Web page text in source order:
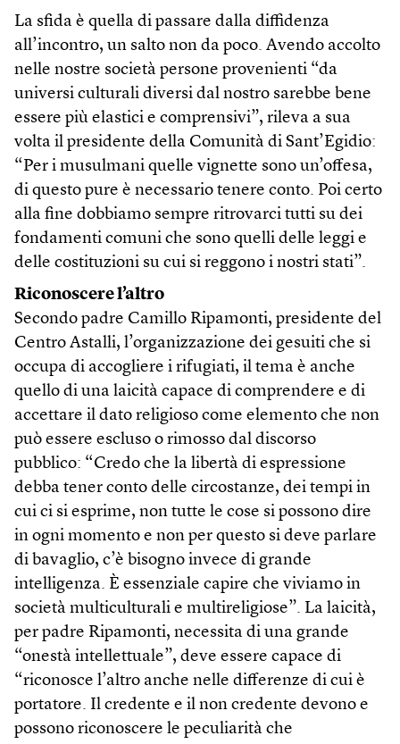
La sfida è quella di passare dalla diffidenza
all’incontro, un salto non da poco. Avendo accolto
nelle nostre società persone provenienti “da
universi culturali diversi dal nostro sarebbe bene
essere più elastici e comprensivi”, rileva a sua
volta il presidente della Comunità di Sant’Egidio:
“Per i musulmani quelle vignette sono un’offesa,
di questo pure è necessario tenere conto. Poi certo
alla fine dobbiamo sempre ritrovarci tutti su dei
fondamenti comuni che sono quelli delle leggi e
delle costituzioni su cui si reggono i nostri stati”.
Riconoscere l’altro
Secondo padre Camillo Ripamonti, presidente del
Centro Astalli, l’organizzazione dei gesuiti che si
occupa di accogliere i rifugiati, il tema è anche
quello di una laicità capace di comprendere e di
accettare il dato religioso come elemento che non
può essere escluso o rimosso dal discorso
pubblico: “Credo che la libertà di espressione
debba tener conto delle circostanze, dei tempi in
cui ci si esprime, non tutte le cose si possono dire
in ogni momento e non per questo si deve parlare
di bavaglio, c’è bisogno invece di grande
intelligenza. È essenziale capire che viviamo in
società multiculturali e multireligiose”. La laicità,
per padre Ripamonti, necessita di una grande
“onestà intellettuale”, deve essere capace di
“riconosce l’altro anche nelle differenze di cui è
portatore. Il credente e il non credente devono e
possono riconoscere le peculiarità che